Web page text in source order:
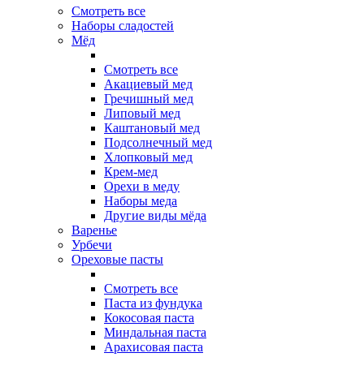
Смотреть все
Наборы сладостей
Мёд
Смотреть все
Акациевый мед
Гречишный мед
Липовый мед
Каштановый мед
Подсолнечный мед
Хлопковый мед
Крем-мед
Орехи в меду
Наборы меда
Другие виды мёда
Варенье
Урбечи
Ореховые пасты
Смотреть все
Паста из фундука
Кокосовая паста
Миндальная паста
Арахисовая паста